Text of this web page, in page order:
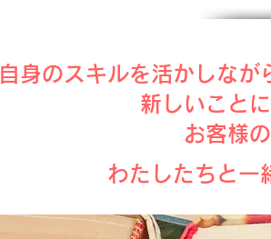
自身のスキルを活かしな
新しいこと
お客様
わたしたちと一